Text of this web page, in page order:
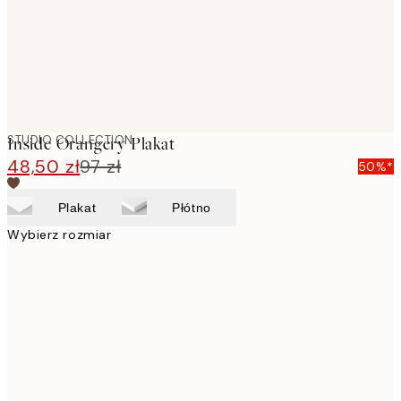
STUDIO COLLECTION
Inside Orangery Plakat
48,50 zł97 zł 50%*
Plakat Płótno
Wybierz rozmiar